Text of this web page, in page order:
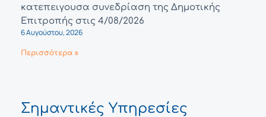
κατεπειγουσα συνεδρίαση της Δημοτικής
Επιτροπής στις 4/08/2026
6 Αυγούστου, 2026
Περισσότερα »
Σημαντικές Υπηρεσίες